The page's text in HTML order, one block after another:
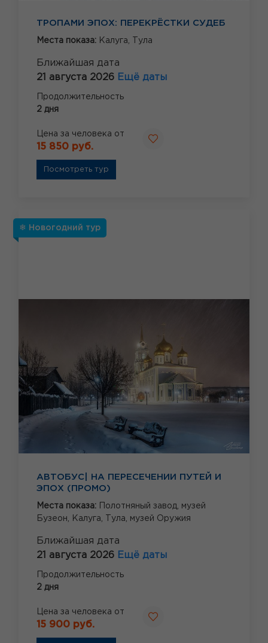
ТРОПАМИ ЭПОХ: ПЕРЕКРЁСТКИ СУДЕБ
Места показа: Калуга, Тула
Ближайшая дата
21 августа 2026 Ещё даты
Продолжительность
2 дня
Цена за человека от
15 850 руб.
Посмотреть тур
❄ Новогодний тур
АВТОБУС| НА ПЕРЕСЕЧЕНИИ ПУТЕЙ И
ЭПОХ (ПРОМО)
Места показа: Полотняный завод, музей
Бузеон,
Калуга, Тула, музей Оружия
Ближайшая дата
21 августа 2026 Ещё даты
Продолжительность
2 дня
Цена за человека от
15 900 руб.